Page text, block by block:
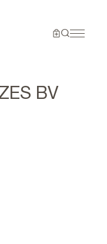
BV